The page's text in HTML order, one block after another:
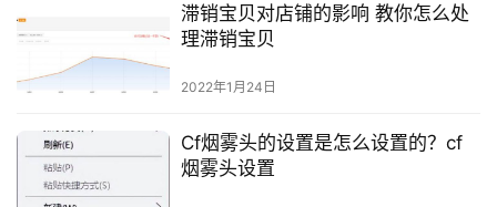
滞销宝贝对店铺的影响 教你怎么处
理滞销宝贝
2022年1月24日
Cf烟雾头的设置是怎么设置的？cf
烟雾头设置